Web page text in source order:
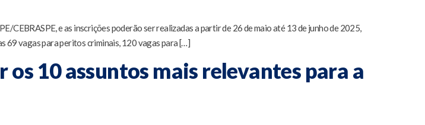
CEBRASPE, e as inscrições poderão ser realizadas a partir de 26 de maio até 13 de junho de 2025,
69 vagas para peritos criminais, 120 vagas para […]
10 assuntos mais relevantes para a